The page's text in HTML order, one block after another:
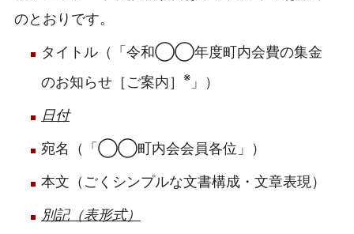
のとおりです。
タイトル（「令和◯◯年度町内会費の集金
のお知らせ［ご案内］
※ 」）
日付
宛名（「◯◯町内会会員各位」）
本文（ごくシンプルな文書構成・文章表現）
別記（表形式）